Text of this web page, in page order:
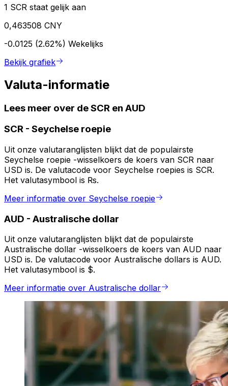
1 SCR staat gelijk aan
0,463508 CNY
-0.0125 (2.62%) Wekelijks
Bekijk grafiek
Valuta-informatie
Lees meer over de SCR en AUD
SCR - Seychelse roepie
Uit onze valutaranglijsten blijkt dat de populairste
Seychelse roepie -wisselkoers de koers van SCR naar
USD is. De valutacode voor Seychelse roepies is SCR.
Het valutasymbool is ₨.
Meer informatie over Seychelse roepie
AUD - Australische dollar
Uit onze valutaranglijsten blijkt dat de populairste
Australische dollar -wisselkoers de koers van AUD naar
USD is. De valutacode voor Australische dollars is AUD.
Het valutasymbool is $.
Meer informatie over Australische dollar